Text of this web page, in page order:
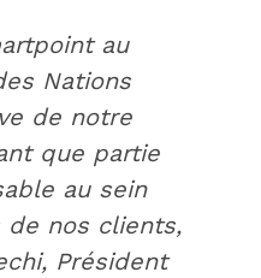
au
Nations
de notre
que partie
au sein
de nos clients,
Président